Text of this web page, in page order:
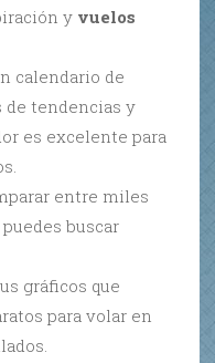
y vuelos
calendario de
tendencias y
es excelente para
entre miles
buscar
gráficos que
para volar en